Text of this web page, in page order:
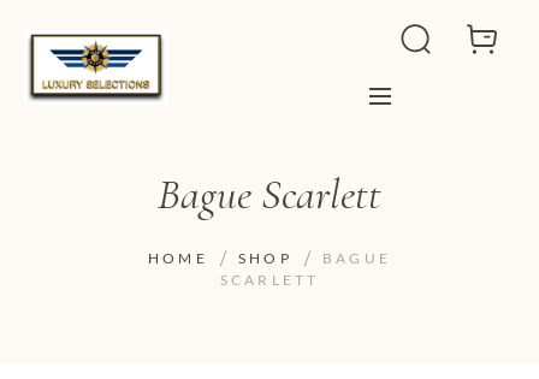
Bague Scarlett
HOME SHOP
BAGUE
SCARLETT